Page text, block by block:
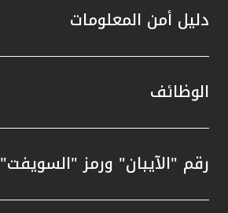
دليل أمن المعلومات
الوظائف
رقم "الآيبان" ورمز "السويفت"